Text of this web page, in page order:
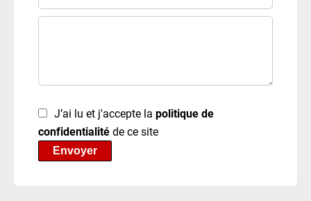
J’ai lu et j'accepte la politique de
confidentialitéde ce site
Envoyer